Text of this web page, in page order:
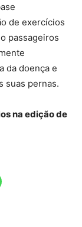
de exercícios
passageiros
da doença e
suas pernas.
na edição de